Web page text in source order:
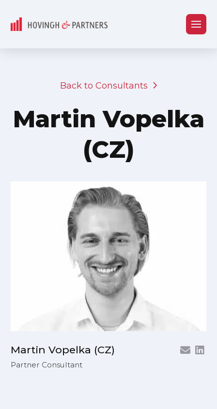
Back to Consultants
Martin Vopelka
(CZ)
Martin Vopelka (CZ)
Partner Consultant